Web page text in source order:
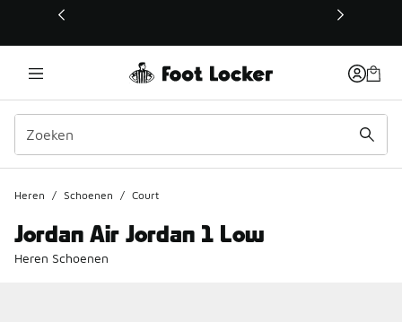
Deze link wordt geopend in een nieuw venster
Heren / Schoenen / Court
Jordan Air Jordan 1 Low
Heren Schoenen